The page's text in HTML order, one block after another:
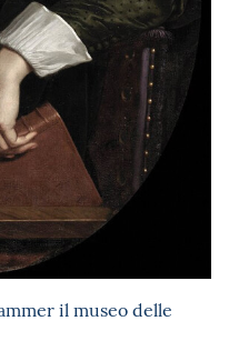
il museo delle